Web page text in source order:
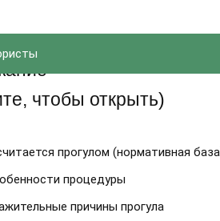
чтобы открыть)
прогулом (нормативная
процедуры
причины прогула